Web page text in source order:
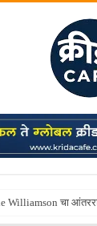
टी20 ची पुन्हा